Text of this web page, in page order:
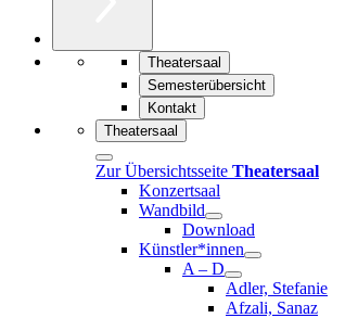
Theatersaal
Semesterübersicht
Kontakt
Theatersaal
Zur Übersichtsseite Theatersaal
Konzertsaal
Wandbild
Download
Künstler*innen
A – D
Adler, Stefanie
Afzali, Sanaz